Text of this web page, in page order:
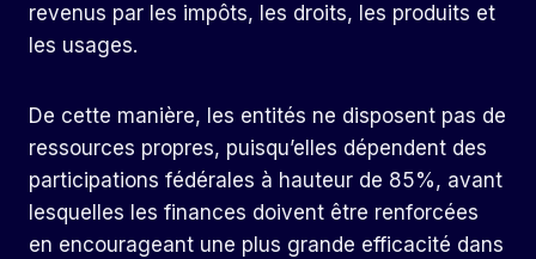
revenus par les impôts, les droits, les produits et
les usages.
De cette manière, les entités ne disposent pas de
ressources propres, puisqu’elles dépendent des
participations fédérales à hauteur de 85%, avant
lesquelles les finances doivent être renforcées
en encourageant une plus grande efficacité dans